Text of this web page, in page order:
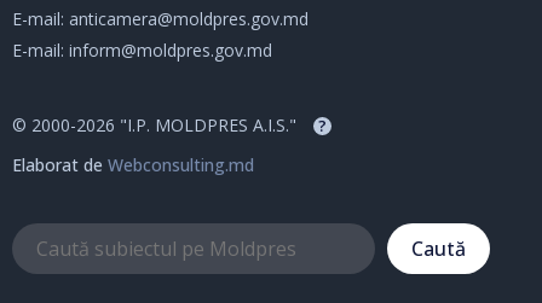
E-mail: anticamera@moldpres.gov.md
E-mail: inform@moldpres.gov.md
© 2000-2026 "I.P. MOLDPRES A.I.S." ?
Elaborat de Webconsulting.md
Caută